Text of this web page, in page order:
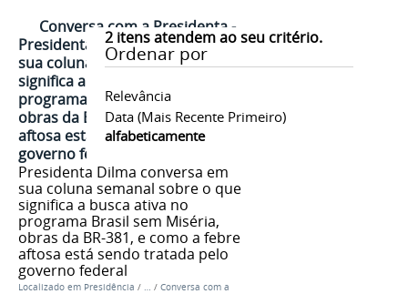
2itens atendem ao seu critério.
Ordenar por
Relevância
Data (mais Recente Primeiro)
alfabeticamente
Conversa com a Presidenta -
Presidenta Dilma conversa em
sua coluna semanal sobre o que
significa a busca ativa no
programa Brasil sem Miséria,
obras da BR-381, e como a febre
aftosa está sendo tratada pelo
governo federal
Presidenta Dilma conversa em
sua coluna semanal sobre o que
significa a busca ativa no
programa Brasil sem Miséria,
obras da BR-381, e como a febre
aftosa está sendo tratada pelo
governo federal
Localizado em Presidência / … / Conversa com a